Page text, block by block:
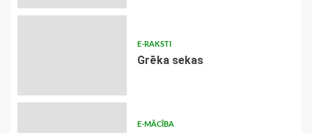
E-RAKSTI
Grēka sekas
E-MĀCĪBA